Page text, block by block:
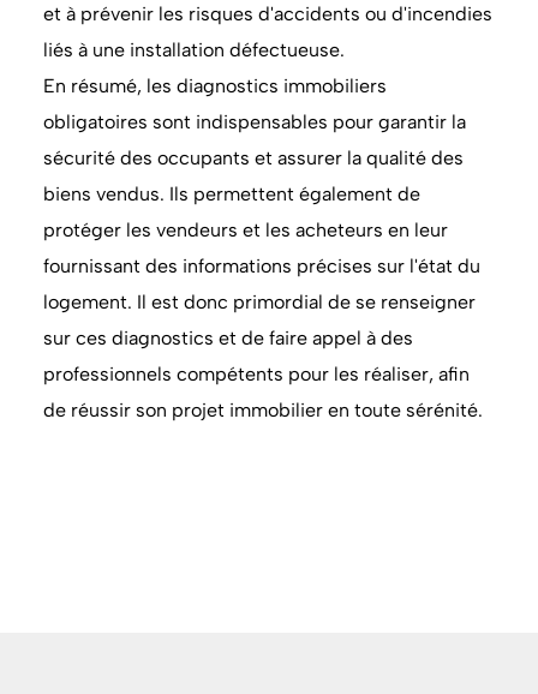
et à prévenir les risques d'accidents ou d'incendies
liés à une installation défectueuse.
En résumé, les diagnostics immobiliers
obligatoires sont indispensables pour garantir la
sécurité des occupants et assurer la qualité des
biens vendus. Ils permettent également de
protéger les vendeurs et les acheteurs en leur
fournissant des informations précises sur l'état du
logement. Il est donc primordial de se renseigner
sur ces diagnostics et de faire appel à des
professionnels compétents pour les réaliser, afin
de réussir son projet immobilier en toute sérénité.